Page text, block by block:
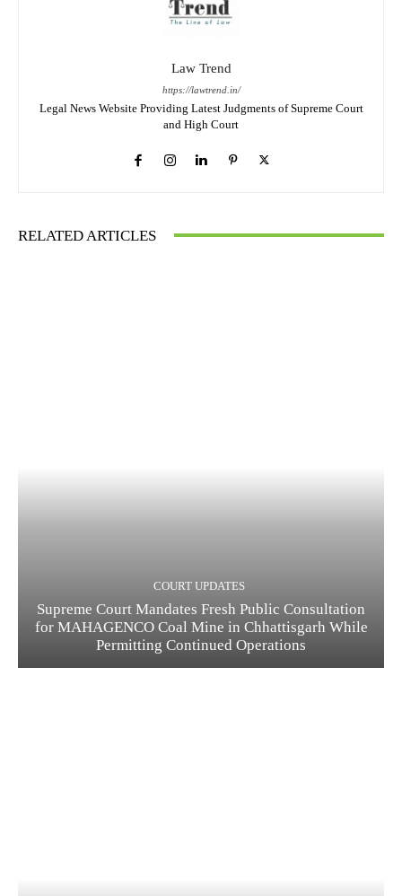
Law Trend
https://lawtrend.in/
Legal News Website Providing Latest Judgments of Supreme Court
and High Court
RELATED ARTICLES
COURT UPDATES
Supreme Court Mandates Fresh Public Consultation
for MAHAGENCO Coal Mine in Chhattisgarh While
Permitting Continued Operations